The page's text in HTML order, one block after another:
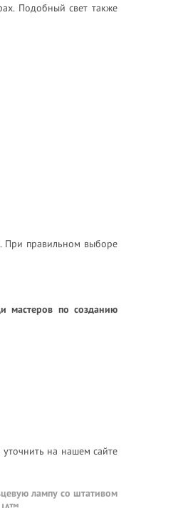
Подобный свет также
При правильном выборе
мастеров по созданию
на нашем сайте
лампу со штативом